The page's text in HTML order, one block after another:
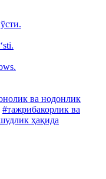
ва нодонлик
#тажрибакорлик ва
ҳақида